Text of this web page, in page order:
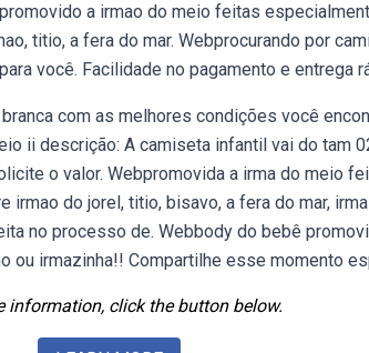
a irmao do meio feitas
titio, a fera do mar. Webprocurando por
você. Facilidade no pagamento e entrega
com as melhores condições você
ii descrição: A camiseta infantil vai do tam
o valor. Webpromovida a irma do meio
do jorel, titio, bisavo, a fera do mar,
no processo de. Webbody do bebê
ou irmazinha!! Compartilhe esse momento
information, click the button below.